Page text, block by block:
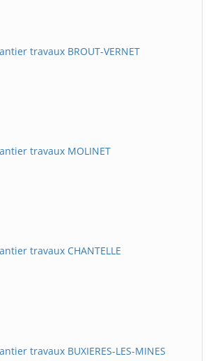
travaux BROUT-VERNET
travaux MOLINET
travaux CHANTELLE
travaux BUXIERES-LES-MINES